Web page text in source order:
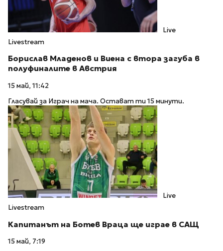
Live
Livestream
Борислав Младенов и Виена с втора загуба в
полуфиналите в Австрия
15 май, 11:42
Гласувай за Играч на мача. Остават ти 15 минути.
Live
Livestream
Капитанът на Ботев Враца ще играе в САЩ
15 май, 7:19